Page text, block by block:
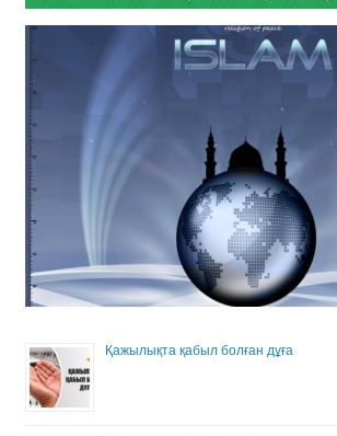
Қажылықта қабыл болған дұға